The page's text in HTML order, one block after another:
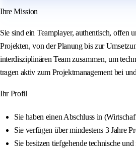
Ihre Mission
Sie sind ein Teamplayer, authentisch, offen
Projekten, von der Planung bis zur
interdisziplinären Team zusammen, um
tragen aktiv zum Projektmanagement bei
Ihr Profil
Sie haben einen Abschluss in
Sie verfügen über mindestens 3 Jahre
Sie besitzen tiefgehende technische